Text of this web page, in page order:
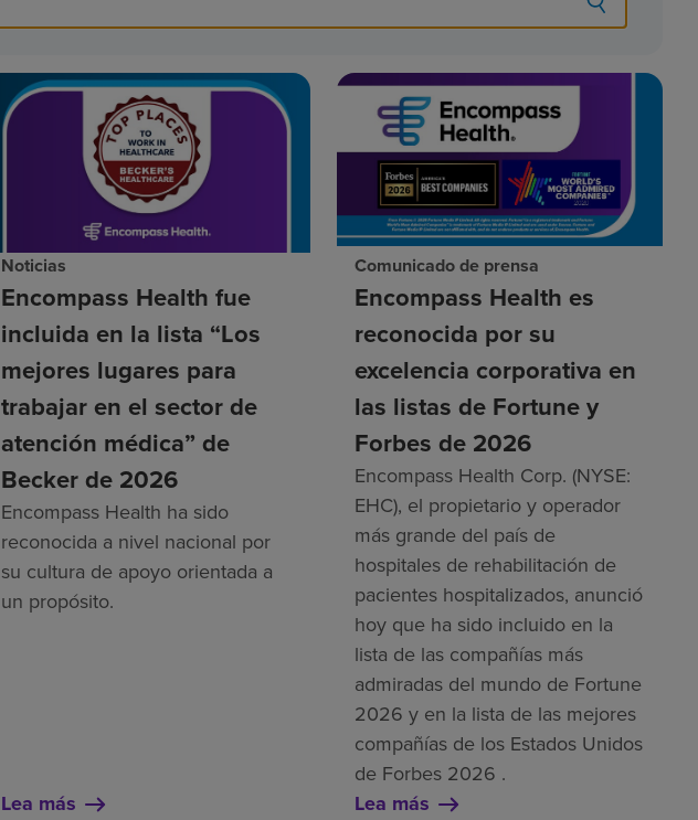
Noticias
Encompass Health fue
incluida en la lista “Los
mejores lugares para
trabajar en el sector de
atención médica” de
Becker de 2026
Encompass Health ha sido
reconocida a nivel nacional por
su cultura de apoyo orientada a
un propósito.
Lea más
Comunicado de prensa
Encompass Health es
reconocida por su
excelencia corporativa en
las listas de Fortune y
Forbes de 2026
Encompass Health Corp. (NYSE:
EHC), el propietario y operador
más grande del país de
hospitales de rehabilitación de
pacientes hospitalizados, anunció
hoy que ha sido incluido en la
lista de las compañías más
admiradas del mundo de Fortune
2026 y en la lista de las mejores
compañías de los Estados Unidos
de Forbes 2026 .
Lea más